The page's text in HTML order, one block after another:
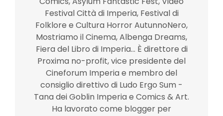
Festival Città di Imperia, Festival di
Folklore e Cultura Horror AutunnoNero,
Mostriamo il Cinema, Albenga Dreams,
Fiera del Libro di Imperia... È direttore di
Proxima no-profit, vice presidente del
Cineforum Imperia e membro del
consiglio direttivo di Ludo Ergo Sum -
Tana dei Goblin Imperia e Comics & Art.
Ha lavorato come blogger per